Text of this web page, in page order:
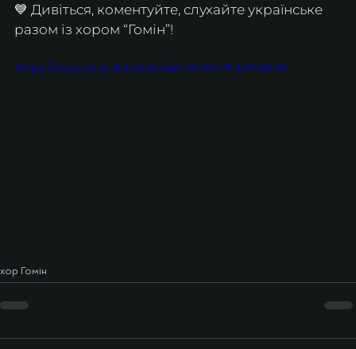
💙 Дивіться, коментуйте, слухайте українське
разом із хором “Гомін”!
https://www.youtube.com/watch?v=K-9hbPEaSAE
хор Гомін